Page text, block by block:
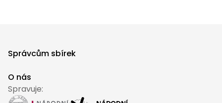
Správcům sbírek
O nás
Spravuje: